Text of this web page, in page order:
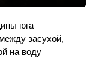
юга
засухой,
на воду